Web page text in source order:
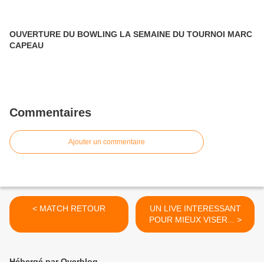
OUVERTURE DU BOWLING LA SEMAINE DU TOURNOI MARC
CAPEAU
Commentaires
Ajouter un commentaire
< MATCH RETOUR
UN LIVE INTERESSANT
POUR MIEUX VISER... >